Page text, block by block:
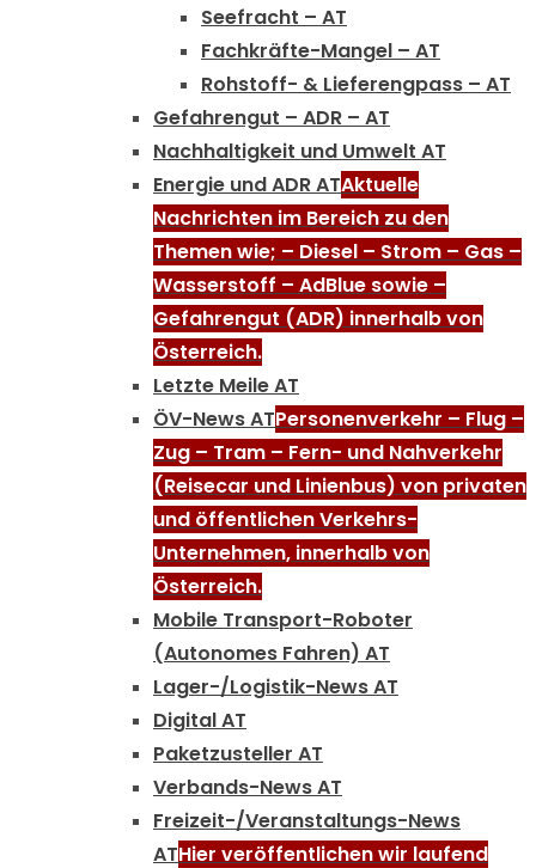
Seefracht – AT
Fachkräfte-Mangel – AT
Rohstoff- & Lieferengpass – AT
Gefahrengut – ADR – AT
Nachhaltigkeit und Umwelt AT
Energie und ADR ATAktuelle
Nachrichten im Bereich zu den
Themen wie; – Diesel – Strom – Gas –
Wasserstoff – AdBlue sowie –
Gefahrengut (ADR) innerhalb von
Österreich.
Letzte Meile AT
ÖV-News ATPersonenverkehr – Flug –
Zug – Tram – Fern- und Nahverkehr
(Reisecar und Linienbus) von privaten
und öffentlichen Verkehrs-
Unternehmen, innerhalb von
Österreich.
Mobile Transport-Roboter
(Autonomes Fahren) AT
Lager-/Logistik-News AT
Digital AT
Paketzusteller AT
Verbands-News AT
Freizeit-/Veranstaltungs-News
ATHier veröffentlichen wir laufend